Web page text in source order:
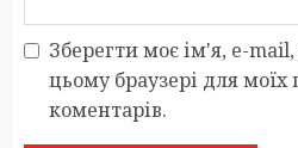
Зберегти моє ім'я, e-
цьому браузері для
коментарів.